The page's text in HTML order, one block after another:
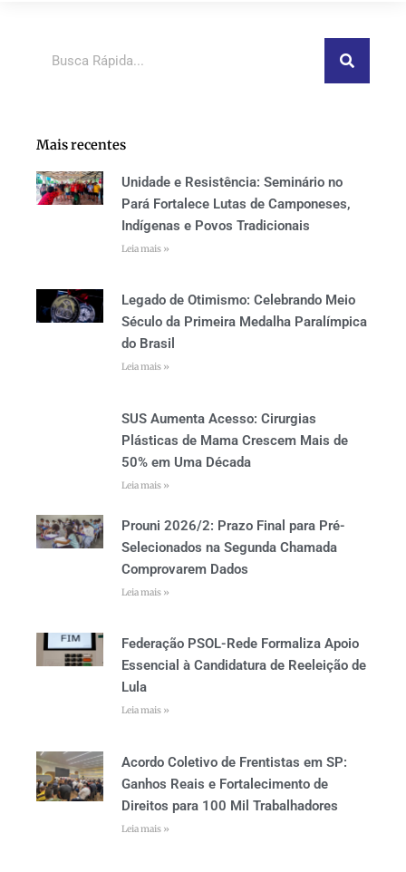
Mais recentes
Unidade e Resistência: Seminário no
Pará Fortalece Lutas de Camponeses,
Indígenas e Povos Tradicionais
Leia mais »
Legado de Otimismo: Celebrando Meio
Século da Primeira Medalha Paralímpica
do Brasil
Leia mais »
SUS Aumenta Acesso: Cirurgias
Plásticas de Mama Crescem Mais de
50% em Uma Década
Leia mais »
Prouni 2026/2: Prazo Final para Pré-
Selecionados na Segunda Chamada
Comprovarem Dados
Leia mais »
Federação PSOL-Rede Formaliza Apoio
Essencial à Candidatura de Reeleição de
Lula
Leia mais »
Acordo Coletivo de Frentistas em SP:
Ganhos Reais e Fortalecimento de
Direitos para 100 Mil Trabalhadores
Leia mais »